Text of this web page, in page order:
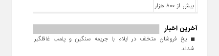
آخرین اخبار
یخ‌ فروشان متخلف در ایلام با جریمه سنگین و پلمب غافلگیر
شدند